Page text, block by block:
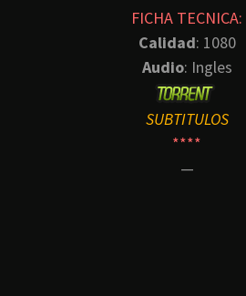
FICHA TECNICA:
Calidad: 1080
Audio: Ingles
SUBTITULOS
****
—